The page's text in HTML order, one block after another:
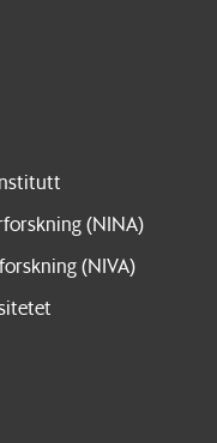
(NINA)
(NIVA)